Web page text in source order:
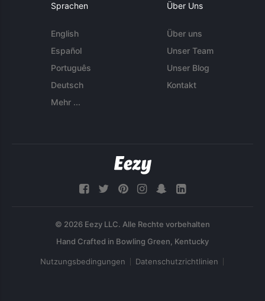
Sprachen
English
Español
Português
Deutsch
Mehr ...
Über Uns
Über uns
Unser Team
Unser Blog
Kontakt
© 2026 Eezy LLC. Alle Rechte vorbehalten
Nutzungsbedingungen Datenschutzrichtlinien